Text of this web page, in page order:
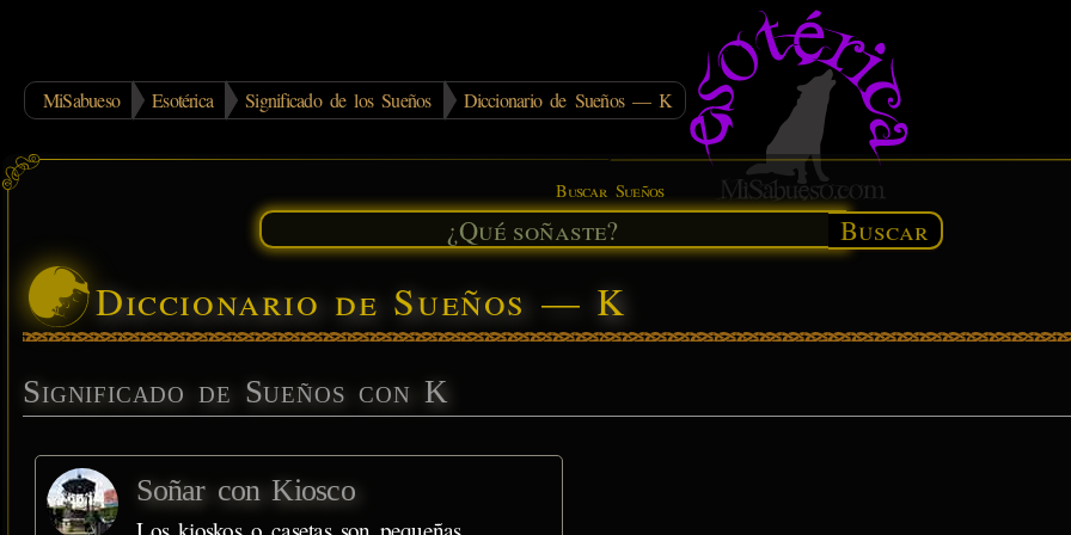
MiSabueso Esotérica Significado de los Sueños Diccionario de Sueños — K
Buscar Sueños
Buscar
Diccionario de Sueños — K
Significado de Sueños con K
Soñar con Kiosco